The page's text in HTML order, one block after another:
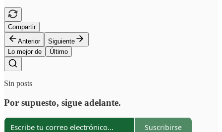
Compartir
Anterior
Siguiente
Lo mejor de
Último
Sin posts
Por supuesto, sigue adelante.
Suscribirse